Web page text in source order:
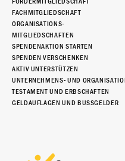
FACHMITGLIEDSCHAFT
ORGANISATIONS-
MITGLIEDSCHAFTEN
SPENDENAKTION STARTEN
SPENDEN VERSCHENKEN
AKTIV UNTERSTÜTZEN
UNTERNEHMENS- UND
TESTAMENT UND ERBSCHAFTEN
GELDAUFLAGEN UND BUSSGELDER